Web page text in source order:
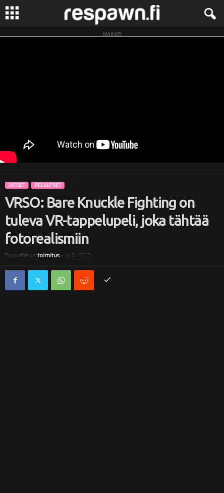
R
w
MAINOS
UUTISET PELIUUTISET
VRSO: Bare Knuckle Fighting on
tuleva VR-tappelupeli, joka tähtää
fotorealismiin
Toimittanut toimitus- 11.8.2023